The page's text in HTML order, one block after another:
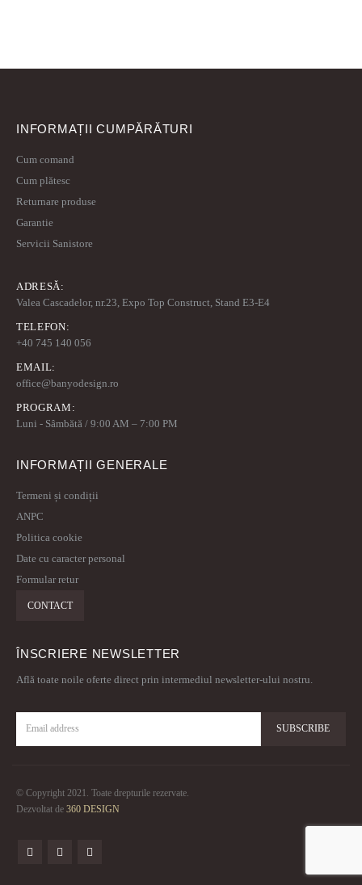
INFORMAȚII CUMPĂRĂTURI
Cum comand
Cum plătesc
Returnare produse
Garantie
Servicii Sanistore
ADRESĂ:
Valea Cascadelor, nr.23, Expo Top Construct, Stand E3-E4
TELEFON:
+40 745 140 056
EMAIL:
office@banyodesign.ro
PROGRAM:
Luni - Sâmbătă / 9:00 AM – 7:00 PM
INFORMAȚII GENERALE
Termeni și condiții
ANPC
Politica cookie
Date cu caracter personal
Formular retur
CONTACT
ÎNSCRIERE NEWSLETTER
Află toate noile oferte direct prin intermediul newsletter-ului nostru.
© Copyright 2021. Toate drepturile rezervate.
Dezvoltat de 360 DESIGN